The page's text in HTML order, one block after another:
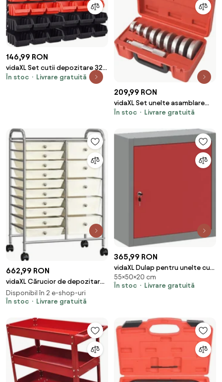
146,99 RON
vidaXL Set cutii depozitare 32
piese cu panouri de perete,
În stoc Livrare gratuită
209,99 RON
vidaXL Set unelte asamblare
inele rulmenți și etanșare roți,
În stoc Livrare gratuită
662,99 RON
vidaXL Cărucior de depozitare
mobil cu 15 sertare, alb, plastic
Disponibil în 2 e-shop-uri
În stoc
Livrare gratuită
365,99 RON
vidaXL Dulap pentru unelte cu
raft Roșu și gri 50 x 20 x 55 cm
55×50×20 cm
În stoc
Livrare gratuită